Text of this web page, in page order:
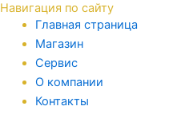
Навигация по сайту
Главная страница
Магазин
Сервис
О компании
Контакты